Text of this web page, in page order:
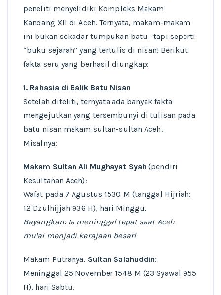
peneliti menyelidiki Kompleks Makam
Kandang XII di Aceh. Ternyata, makam-makam
ini bukan sekadar tumpukan batu—tapi seperti
“buku sejarah” yang tertulis di nisan! Berikut
fakta seru yang berhasil diungkap:
1. Rahasia di Balik Batu Nisan
Setelah diteliti, ternyata ada banyak fakta
mengejutkan yang tersembunyi di tulisan pada
batu nisan makam sultan-sultan Aceh.
Misalnya:
Makam Sultan Ali Mughayat Syah (pendiri
Kesultanan Aceh):
Wafat pada 7 Agustus 1530 M (tanggal Hijriah:
12 Dzulhijjah 936 H), hari Minggu.
Bayangkan: Ia meninggal tepat saat Aceh
mulai menjadi kerajaan besar!
Makam Putranya, Sultan Salahuddin:
Meninggal 25 November 1548 M (23 Syawal 955
H), hari Sabtu.